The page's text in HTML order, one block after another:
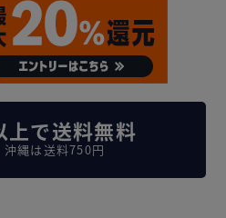
で送料無料
縄は送料750円